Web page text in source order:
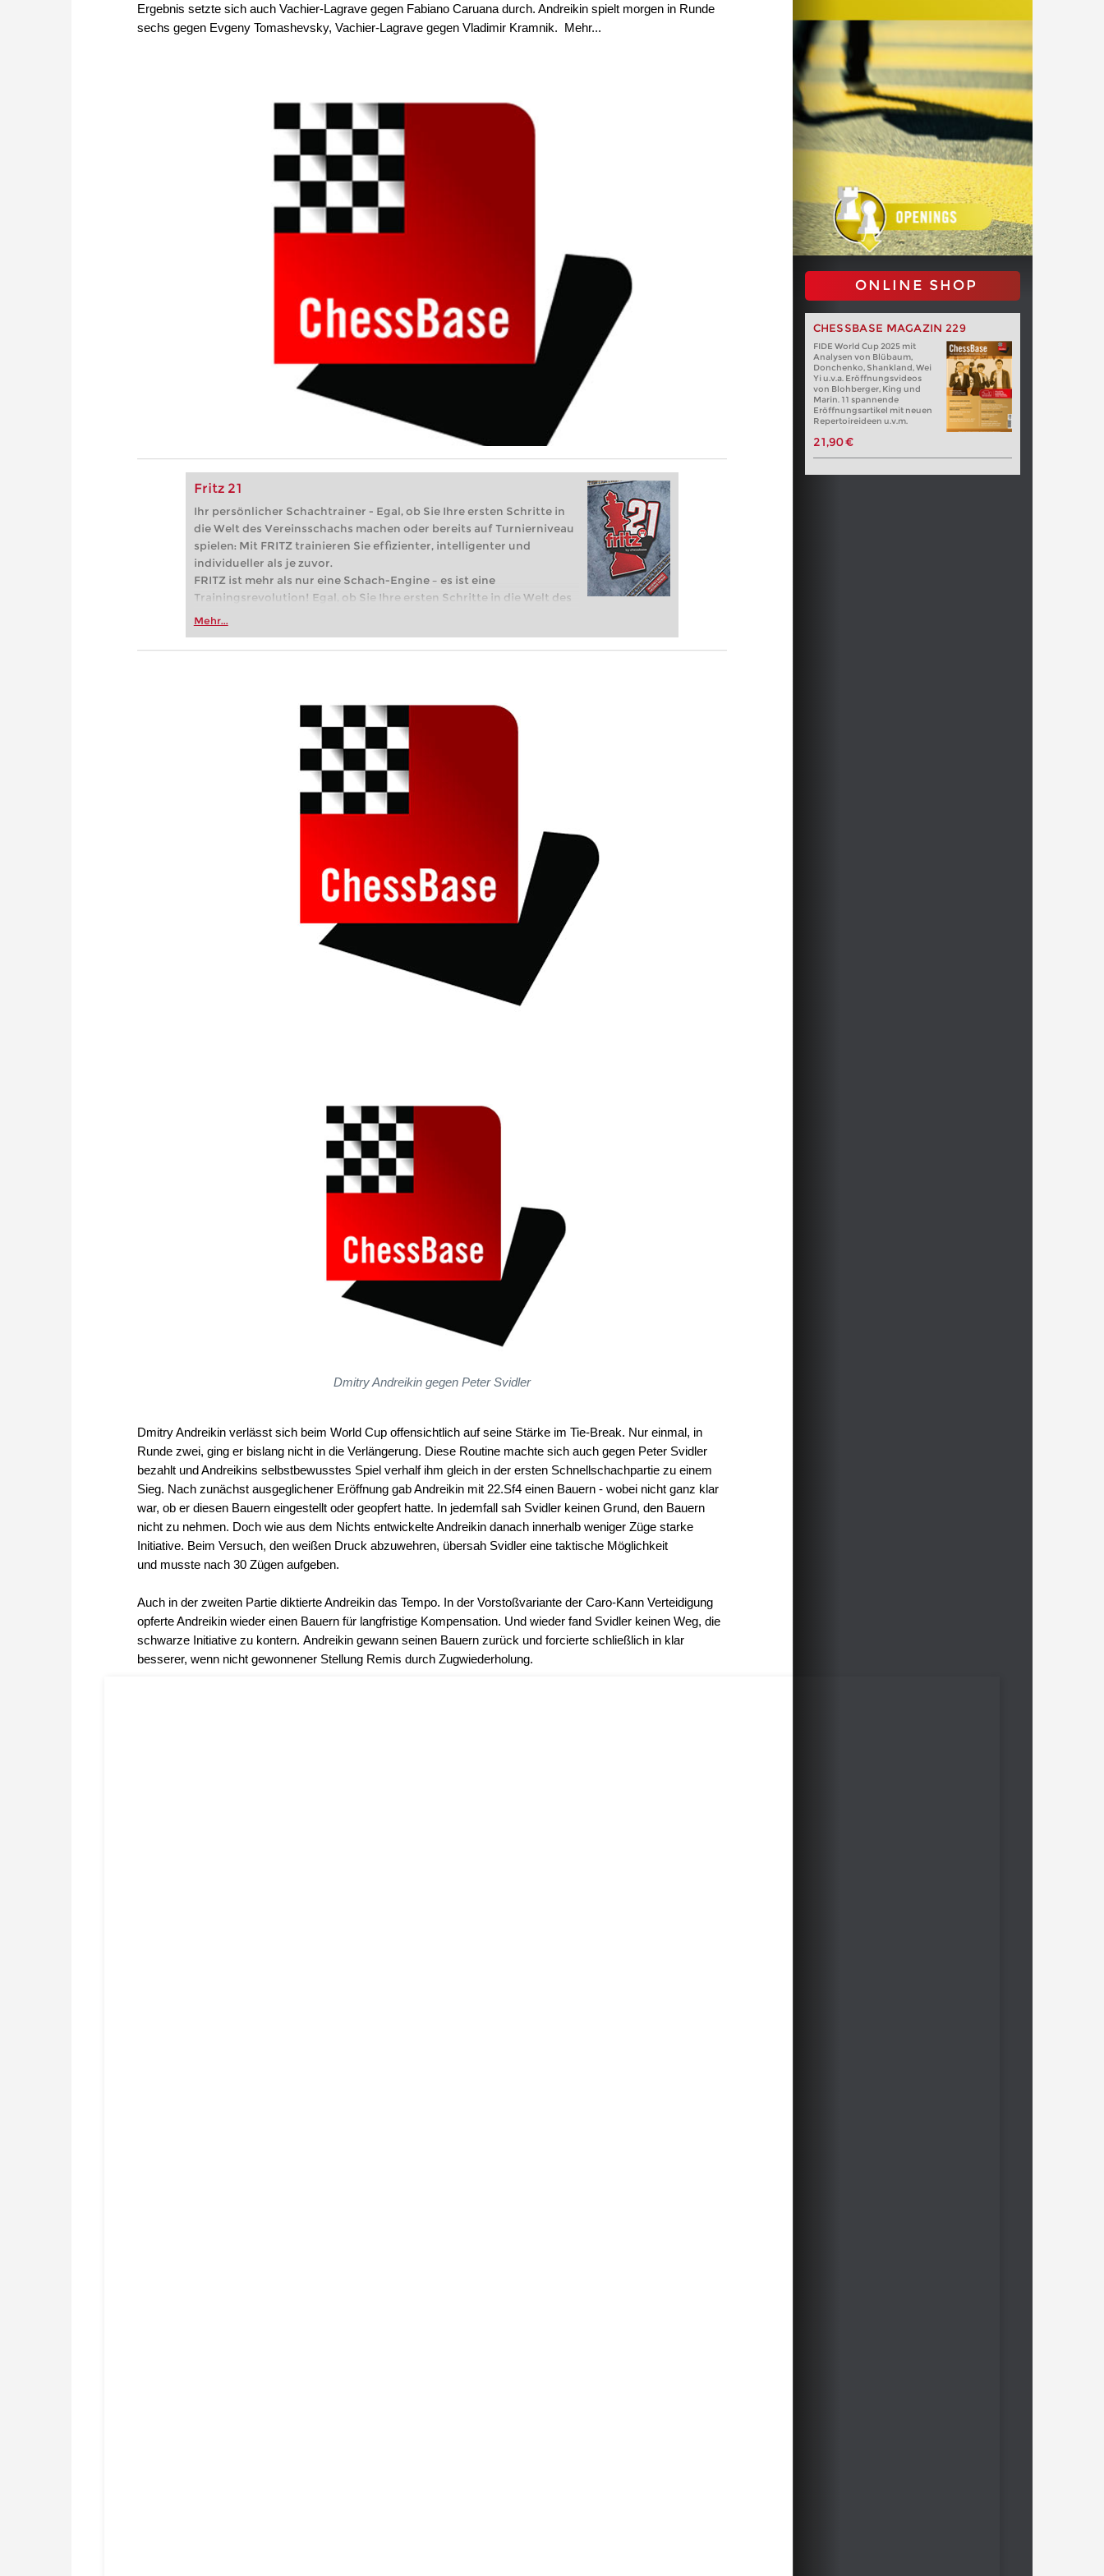
Ergebnis setzte sich auch Vachier-Lagrave gegen Fabiano Caruana durch. Andreikin spielt morgen in Runde
sechs gegen Evgeny Tomashevsky, Vachier-Lagrave gegen Vladimir Kramnik. Mehr...
Fritz 21
Ihr persönlicher Schachtrainer - Egal, ob Sie Ihre ersten Schritte in
die Welt des Vereinsschachs machen oder bereits auf Turnierniveau
spielen: Mit FRITZ trainieren Sie effizienter, intelligenter und
individueller als je zuvor.
FRITZ ist mehr als nur eine Schach-Engine – es ist eine
Trainingsrevolution! Egal, ob Sie Ihre ersten Schritte in die Welt des
Vereinsschachs machen oder bereits auf Turnierniveau spielen: Mit
zuvor.
Mehr...
ONLINE SHOP
CHESSBASE MAGAZIN 229
FIDE World Cup 2025 mit
Analysen von Blübaum,
Donchenko, Shankland, Wei
Yi u.v.a. Eröffnungsvideos
von Blohberger, King und
Marin. 11 spannende
Eröffnungsartikel mit neuen
Repertoireideen u.v.m.
21,90 €
Dmitry Andreikin gegen Peter Svidler
Dmitry Andreikin verlässt sich beim World Cup offensichtlich auf seine Stärke im Tie-Break. Nur einmal, in
Runde zwei, ging er bislang nicht in die Verlängerung. Diese Routine machte sich auch gegen Peter Svidler
bezahlt und Andreikins selbstbewusstes Spiel verhalf ihm gleich in der ersten Schnellschachpartie zu einem
Sieg. Nach zunächst ausgeglichener Eröffnung gab Andreikin mit 22.Sf4 einen Bauern - wobei nicht ganz klar
war, ob er diesen Bauern eingestellt oder geopfert hatte. In jedemfall sah Svidler keinen Grund, den Bauern
nicht zu nehmen. Doch wie aus dem Nichts entwickelte Andreikin danach innerhalb weniger Züge starke
Initiative. Beim Versuch, den weißen Druck abzuwehren, übersah Svidler eine taktische Möglichkeit
und musste nach 30 Zügen aufgeben.
Auch in der zweiten Partie diktierte Andreikin das Tempo. In der Vorstoßvariante der Caro-Kann Verteidigung
opferte Andreikin wieder einen Bauern für langfristige Kompensation. Und wieder fand Svidler keinen Weg, die
schwarze Initiative zu kontern. Andreikin gewann seinen Bauern zurück und forcierte schließlich in klar
besserer, wenn nicht gewonnener Stellung Remis durch Zugwiederholung.